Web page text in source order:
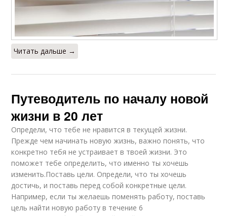
Читать дальше →
Путеводитель по началу новой
жизни в 20 лет
Определи, что тебе не нравится в текущей жизни.
Прежде чем начинать новую жизнь, важно понять, что
конкретно тебя не устраивает в твоей жизни. Это
поможет тебе определить, что именно ты хочешь
изменить.Поставь цели. Определи, что ты хочешь
достичь, и поставь перед собой конкретные цели.
Например, если ты желаешь поменять работу, поставь
цель найти новую работу в течение 6